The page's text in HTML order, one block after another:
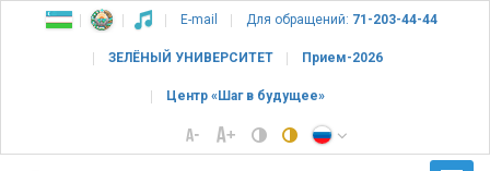
E-mail Для обращений: 71-203-44-44
ЗЕЛЁНЫЙ УНИВЕРСИТЕТ Прием-2026
Центр «Шаг в будущее»